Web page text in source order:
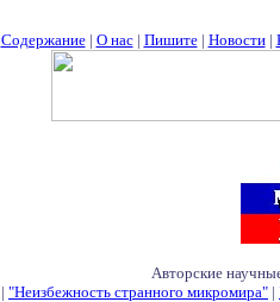
Содержание| О нас| Пишите| Новости|
Авторские
| "Неизбежность странного микромира" |